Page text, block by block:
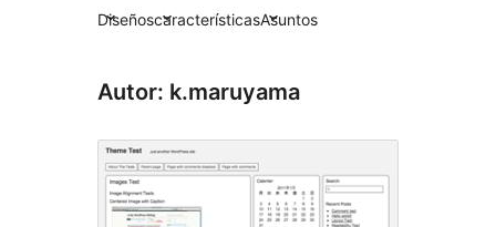
DiseñoscaracterísticasAsuntos
Autor: k.maruyama